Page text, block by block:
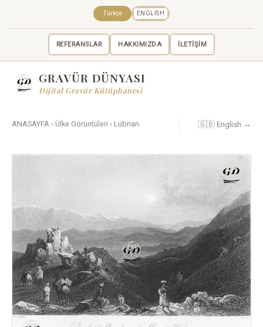
REFERANSLAR HAKKIMIZDA İLETİŞİM
Türkçe ENGLISH
GRAVÜR DÜNYASI
Dijital Gravür Kütüphanesi
ANASAYFA › Ülke Görüntüleri › Lübnan 🇬🇧 English →